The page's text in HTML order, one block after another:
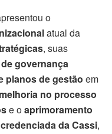
o
atual da
, suas
governança
planos de gestão em
melhoria no processo
e oaprimoramento
da Cassi,